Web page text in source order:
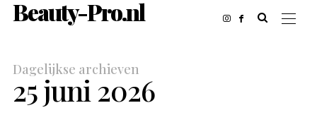
Beauty-Pro.nl
Dagelijkse archieven
25 juni 2026